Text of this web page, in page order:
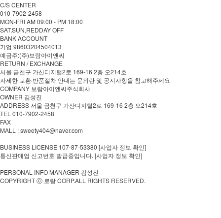
C/S CENTER
010-7902-2458
MON-FRI AM 09:00 - PM 18:00
SAT,SUN,REDDAY OFF
BANK ACCOUNT
기업 98603204504013
예금주:(주)보람아이앤씨
RETURN / EXCHANGE
서울 금천구 가산디지털2로 169-16 2층 오214호
자세한 교환·반품절차 안내는 문의란 및 공지사항을 참고해주세요
COMPANY 보람아이앤씨주식회사
OWNER 김성진
ADDRESS 서울 금천구 가산디지털2로 169-16 2층 오214호
TEL 010-7902-2458
FAX
MALL : sweety404@naver.com
BUSINESS LICENSE 107-87-53380 [사업자 정보 확인]
통신판매업 신고번호 발급중입니다. [사업자 정보 확인]
PERSONAL INFO MANAGER 김성진
COPYRIGHT ⓒ 로랑 CORP.ALL RIGHTS RESERVED.